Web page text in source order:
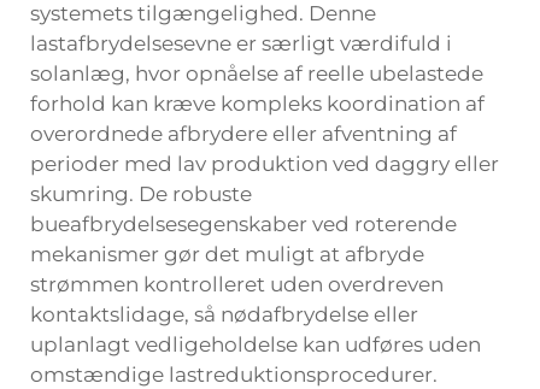
systemets tilgængelighed. Denne
lastafbrydelsesevne er særligt værdifuld i
solanlæg, hvor opnåelse af reelle ubelastede
forhold kan kræve kompleks koordination af
overordnede afbrydere eller afventning af
perioder med lav produktion ved daggry eller
skumring. De robuste
bueafbrydelsesegenskaber ved roterende
mekanismer gør det muligt at afbryde
strømmen kontrolleret uden overdreven
kontaktslidage, så nødafbrydelse eller
uplanlagt vedligeholdelse kan udføres uden
omstændige lastreduktionsprocedurer.